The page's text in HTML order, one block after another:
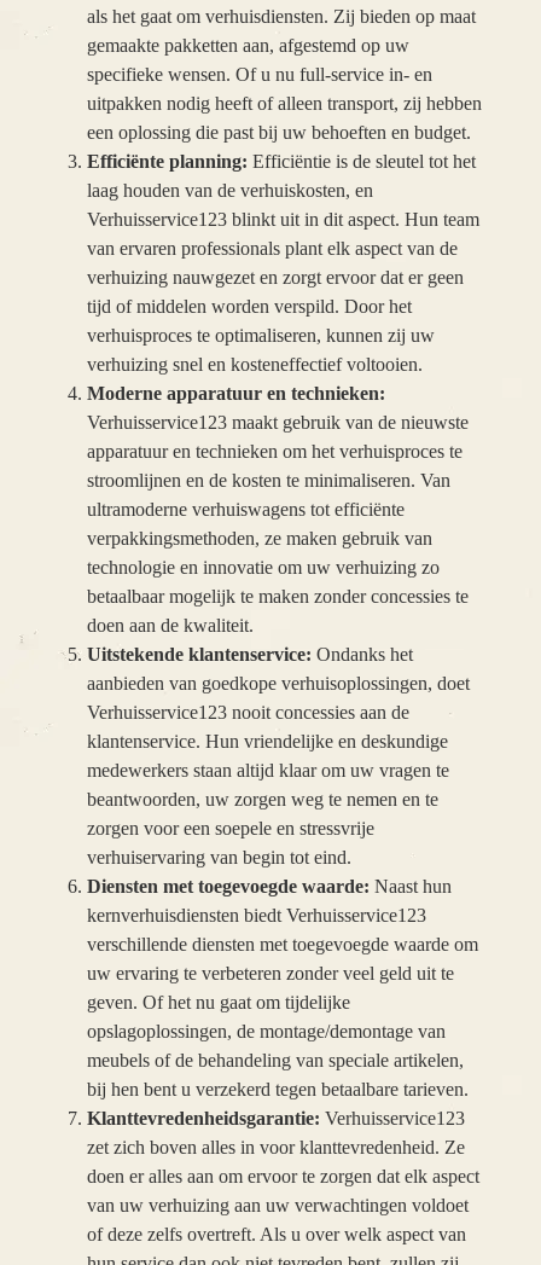
als het gaat om verhuisdiensten. Zij bieden op maat
gemaakte pakketten aan, afgestemd op uw
specifieke wensen. Of u nu full-service in- en
uitpakken nodig heeft of alleen transport, zij hebben
een oplossing die past bij uw behoeften en budget.
Efficiënte planning: Efficiëntie is de sleutel tot het
laag houden van de verhuiskosten, en
Verhuisservice123 blinkt uit in dit aspect. Hun team
van ervaren professionals plant elk aspect van de
verhuizing nauwgezet en zorgt ervoor dat er geen
tijd of middelen worden verspild. Door het
verhuisproces te optimaliseren, kunnen zij uw
verhuizing snel en kosteneffectief voltooien.
Moderne apparatuur en technieken:
Verhuisservice123 maakt gebruik van de nieuwste
apparatuur en technieken om het verhuisproces te
stroomlijnen en de kosten te minimaliseren. Van
ultramoderne verhuiswagens tot efficiënte
verpakkingsmethoden, ze maken gebruik van
technologie en innovatie om uw verhuizing zo
betaalbaar mogelijk te maken zonder concessies te
doen aan de kwaliteit.
Uitstekende klantenservice: Ondanks het
aanbieden van goedkope verhuisoplossingen, doet
Verhuisservice123 nooit concessies aan de
klantenservice. Hun vriendelijke en deskundige
medewerkers staan altijd klaar om uw vragen te
beantwoorden, uw zorgen weg te nemen en te
zorgen voor een soepele en stressvrije
verhuiservaring van begin tot eind.
Diensten met toegevoegde waarde: Naast hun
kernverhuisdiensten biedt Verhuisservice123
verschillende diensten met toegevoegde waarde om
uw ervaring te verbeteren zonder veel geld uit te
geven. Of het nu gaat om tijdelijke
opslagoplossingen, de montage/demontage van
meubels of de behandeling van speciale artikelen,
bij hen bent u verzekerd tegen betaalbare tarieven.
Klanttevredenheidsgarantie: Verhuisservice123
zet zich boven alles in voor klanttevredenheid. Ze
doen er alles aan om ervoor te zorgen dat elk aspect
van uw verhuizing aan uw verwachtingen voldoet
of deze zelfs overtreft. Als u over welk aspect van